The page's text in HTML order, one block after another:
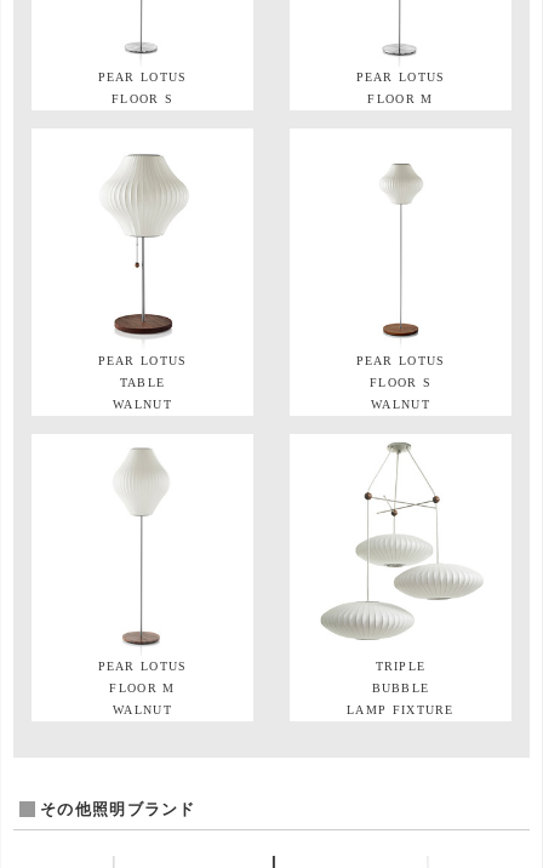
PEAR LOTUS
FLOOR S
PEAR LOTUS
FLOOR M
PEAR LOTUS
TABLE
WALNUT
PEAR LOTUS
FLOOR S
WALNUT
PEAR LOTUS
FLOOR M
WALNUT
TRIPLE
BUBBLE
LAMP FIXTURE
その他照明ブランド